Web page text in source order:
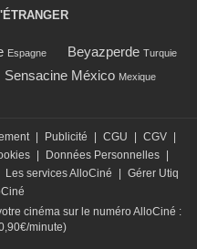
Espagne Beyazperde Turquie
Sensacine México Mexique
Publicité CGU CGV
Données Personnelles
Les services AlloCiné
Gérer Utiq
cinéma sur le numéro AlloCiné :
minute)